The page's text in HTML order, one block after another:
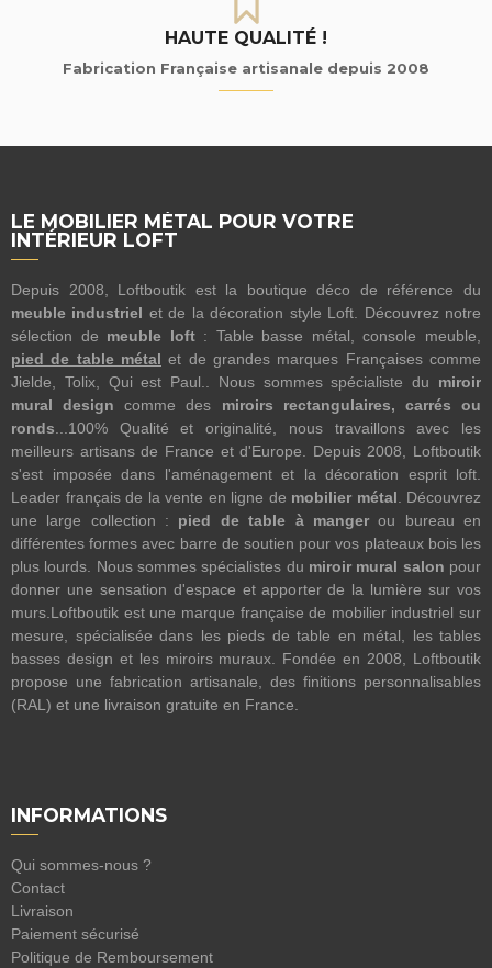
HAUTE QUALITÉ !
Fabrication Française artisanale depuis 2008
LE MOBILIER MÉTAL POUR VOTRE
INTÉRIEUR LOFT
Depuis 2008, Loftboutik est la boutique déco de référence du
meuble industriel et de la décoration style Loft. Découvrez notre
sélection de meuble loft: Table basse métal, console meuble,
pied de table métal et de grandes marques Françaises comme
Jielde, Tolix, Qui est Paul.. Nous sommes spécialiste du miroir
mural design comme des miroirs rectangulaires, carrés ou
ronds ...100% Qualité et originalité, nous travaillons avec les
meilleurs artisans de France et d'Europe. Depuis 2008, Loftboutik
s'est imposée dans l'aménagement et la décoration esprit loft.
Leader français de la vente en ligne de mobilier métal . Découvrez
une large collection : pied de table à mangerou bureau en
différentes formes avec barre de soutien pour vos plateaux bois les
plus lourds. Nous sommes spécialistes du miroir mural salon pour
donner une sensation d'espace et apporter de la lumière sur vos
murs.Loftboutik est une marque française de mobilier industriel sur
mesure, spécialisée dans les pieds de table en métal, les tables
basses design et les miroirs muraux. Fondée en 2008, Loftboutik
propose une fabrication artisanale, des finitions personnalisables
(RAL) et une livraison gratuite en France.
INFORMATIONS
Qui sommes-nous ?
Contact
Livraison
Paiement sécurisé
Politique de Remboursement